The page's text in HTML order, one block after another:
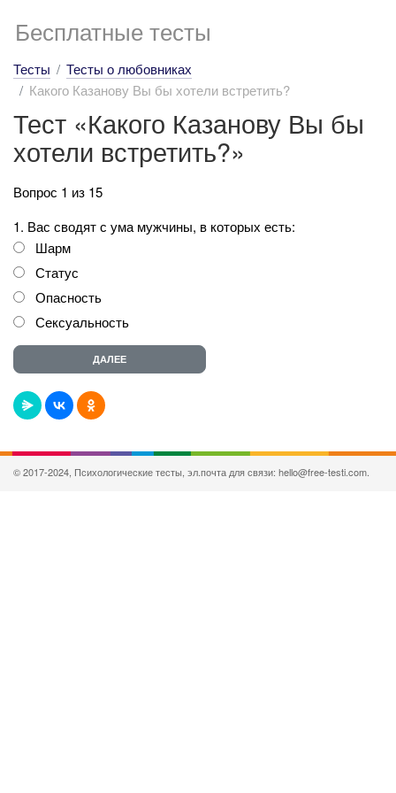
Бесплатные тесты
Тесты
Тесты о любовниках
Какого Казанову Вы бы хотели встретить?
Тест «Какого Казанову Вы бы
хотели встретить?»
Вопрос 1 из 15
1. Вас сводят с ума мужчины, в которых есть:
Шарм
Статус
Опасность
Сексуальность
© 2017-2024, Психологические тесты, эл.почта для связи: hello@free-testi.com.